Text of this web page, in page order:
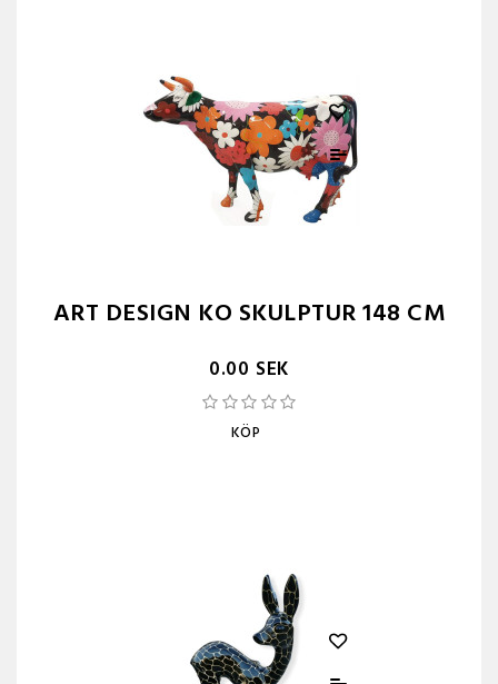
ART DESIGN KO SKULPTUR 148 CM
0.00 SEK
KÖP